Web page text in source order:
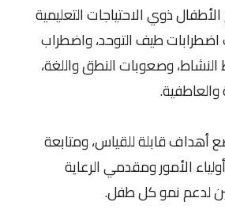
ذوي الاحتياجات التعليمية
اضطرابات طيف التوحد، واضطراب
وصعوبات النطق واللغة،
والعاطفية.
أهداف قابلة للقياس، ومتابعة
الأمور ومقدمي الرعاية
لدعم نمو كل طفل.